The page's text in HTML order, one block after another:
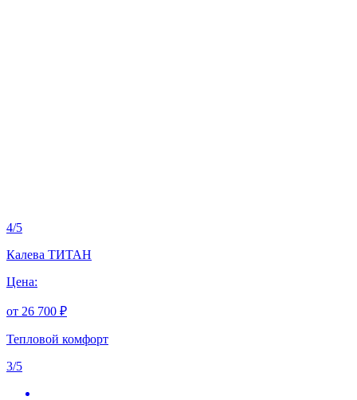
4/5
Калева ТИТАН
Цена:
от 26 700 ₽
Тепловой комфорт
3/5